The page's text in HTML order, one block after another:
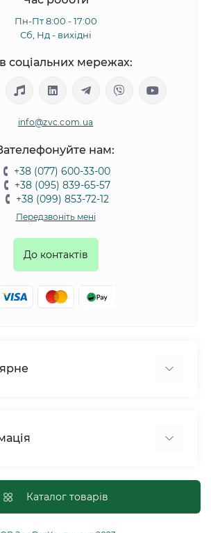
Пн-Пт 8:00 - 17:00
Сб, Нд - вихідні
соціальних мережах:
info@zvc.com.ua
нам:
+38 (077) 600-33-00
+38 (095) 839-65-57
+38 (099) 853-72-12
Передзвоніть мені
До контактів
тварини та птахи
Каталог товарів